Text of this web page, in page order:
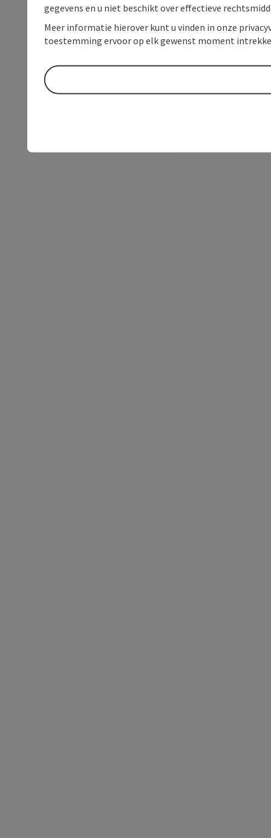
gegevens en u niet beschikt over effectieve
Meer informatie hierover kunt u vinden in onze
toestemming ervoor op elk gewenst moment